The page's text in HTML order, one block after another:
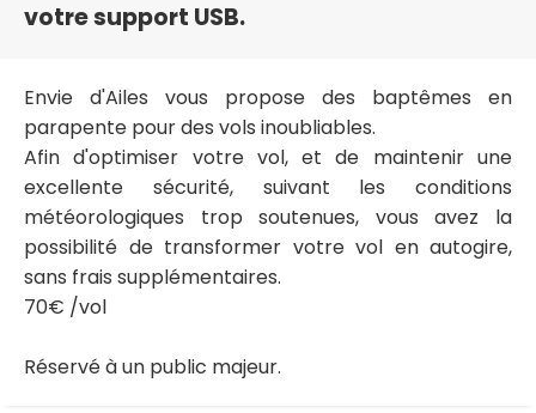
votre support USB.
Envie d'Ailes vous propose des baptêmes en
parapente pour des vols inoubliables.
Afin d'optimiser votre vol, et de maintenir une
excellente sécurité, suivant les conditions
météorologiques trop soutenues, vous avez la
possibilité de transformer votre vol en autogire,
sans frais supplémentaires.
70€ /vol
Réservé à un public majeur.